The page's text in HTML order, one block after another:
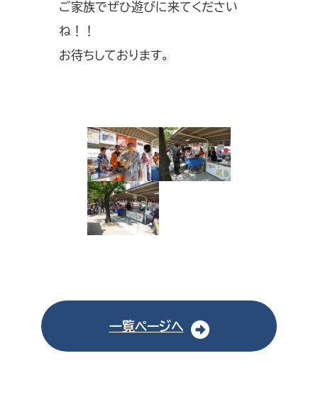
ご家族でぜひ遊びに来てください
ね！！
お待ちしております。
一覧ページへ